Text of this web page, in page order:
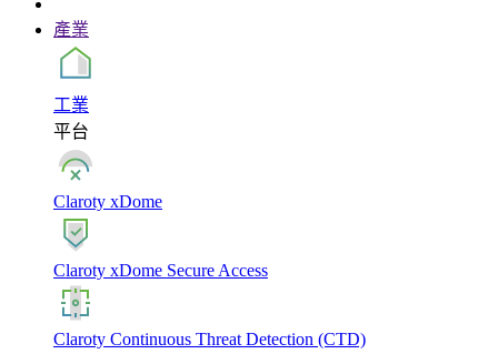
產業
工業
平台
Claroty xDome
Claroty xDome Secure Access
Claroty Continuous Threat Detection (CTD)